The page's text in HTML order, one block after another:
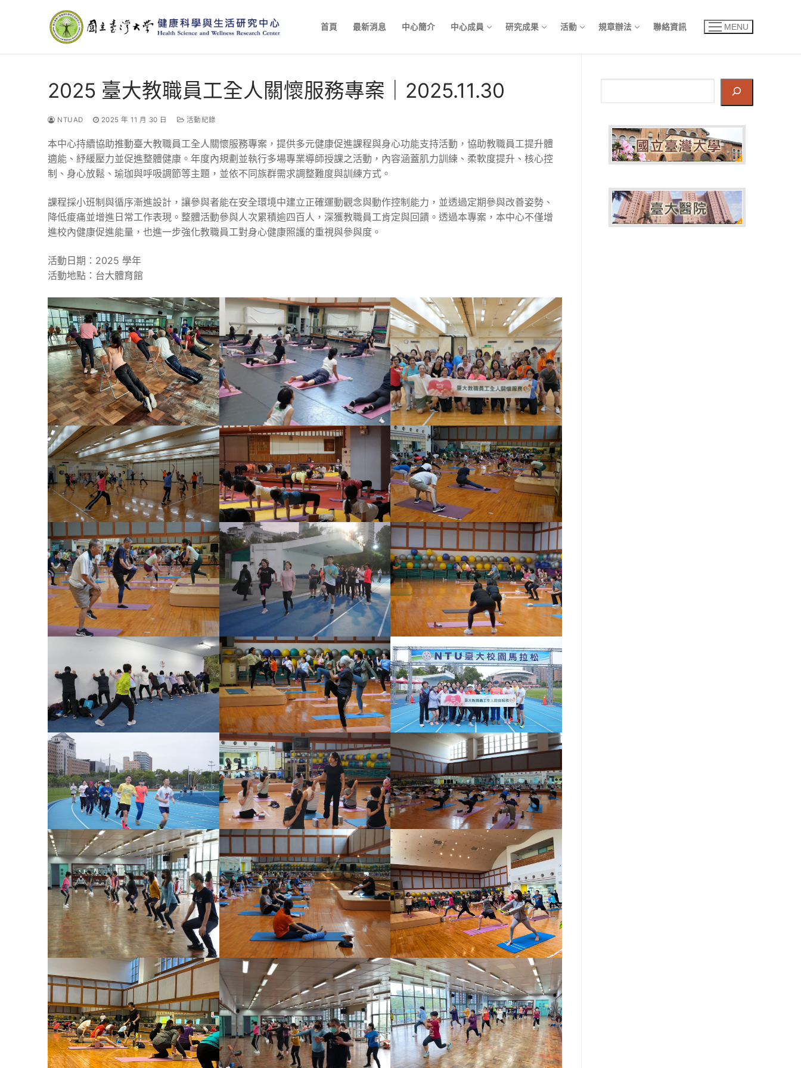
首頁 最新消息 中心簡介 中心成員 研究成果 活動 規章辦法 聯絡資訊 MENU
2025 臺大教職員工全人關懷服務專案｜2025.11.30
NTUAD 2025 年 11 月 30 日 活動紀錄
本中心持續協助推動臺大教職員工全人關懷服務專案，提供多元健康促進課程與身心功能支持活動，協助教職員工提升體
適能、紓緩壓力並促進整體健康。年度內規劃並執行多場專業導師授課之活動，內容涵蓋肌力訓練、柔軟度提升、核心控
制、身心放鬆、瑜珈與呼吸調節等主題，並依不同族群需求調整難度與訓練方式。
課程採小班制與循序漸進設計，讓參與者能在安全環境中建立正確運動觀念與動作控制能力，並透過定期參與改善姿勢、
降低痠痛並增進日常工作表現。整體活動參與人次累積逾四百人，深獲教職員工肯定與回饋。透過本專案，本中心不僅增
進校內健康促進能量，也進一步強化教職員工對身心健康照護的重視與參與度。
活動日期：2025 學年
活動地點：台大體育館
尋